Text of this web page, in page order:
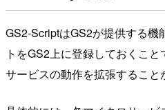
GS2-ScriptはGS2が提供する機
トをGS2上に登録しておくこ
サービスの動作を拡張すること